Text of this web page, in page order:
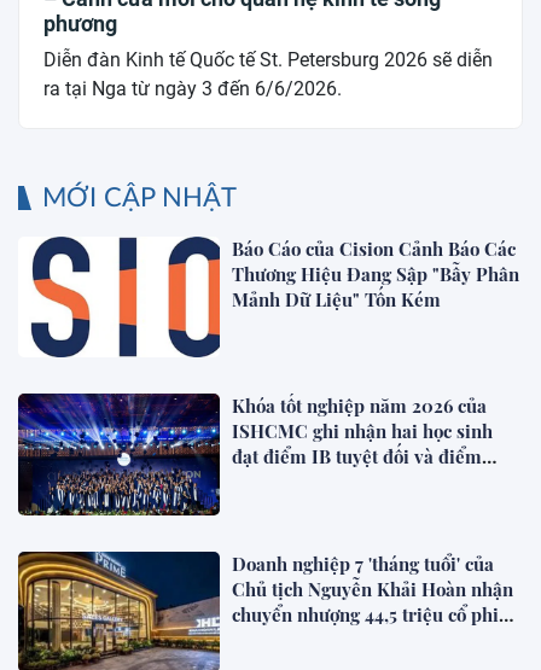
phương
Diễn đàn Kinh tế Quốc tế St. Petersburg 2026 sẽ diễn
ra tại Nga từ ngày 3 đến 6/6/2026.
MỚI CẬP NHẬT
Báo Cáo của Cision Cảnh Báo Các
Thương Hiệu Đang Sập "Bẫy Phân
Mảnh Dữ Liệu" Tốn Kém
Khóa tốt nghiệp năm 2026 của
ISHCMC ghi nhận hai học sinh
đạt điểm IB tuyệt đối và điểm
Doanh nghiệp 7 'tháng tuổi' của
Chủ tịch Nguyễn Khải Hoàn nhận
chuyển nhượng 44,5 triệu cổ phiếu